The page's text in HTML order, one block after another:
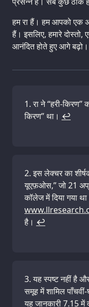
हम रा हैं। हम आपको एक
हैं। इसलिए, हमारे
आनंदित होते हुए आगे बढ़ो।
रा ने “हरी-
किरण” था। ↩
इस लेक्चर का
यूएफ़ओस,” जो 21
कॉलेज में दिया गया
है। ↩
यह स्पष्ट नहीं है
समूह में शामिल
यह जानकारी 7.15 में